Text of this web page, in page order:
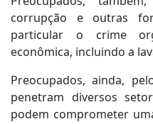
corrupção e outras
particular o crime
econômica, incluindo a
Preocupados, ainda,
penetram diversos
podem comprometer